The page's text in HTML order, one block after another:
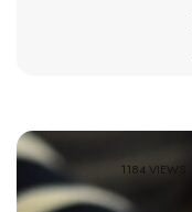
1184 VIEWS